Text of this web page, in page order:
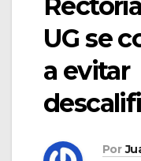
UG se
a evitar
Por